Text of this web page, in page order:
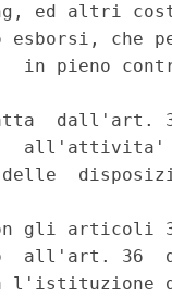
ed altri
esborsi, che
in pieno
dall'art.
all'attivita'
gli articoli
all'art. 36